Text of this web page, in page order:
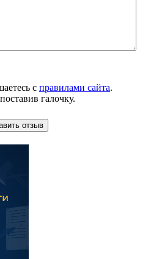
с правилами сайта.
галочку.
отзыв